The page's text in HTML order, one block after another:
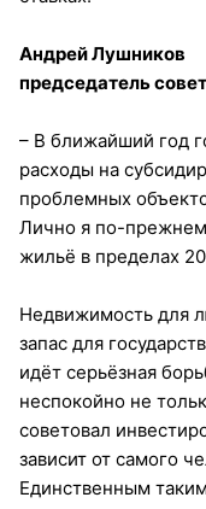
Андрей Лушников
председатель
– В ближайший год
расходы на
проблемных
Лично я по-
жильё в пределах
Недвижимость для
запас для
идёт серьёзная
неспокойно не
советовал
зависит от самого
Единственным